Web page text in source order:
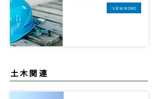
VIEW MORE
​土木関連